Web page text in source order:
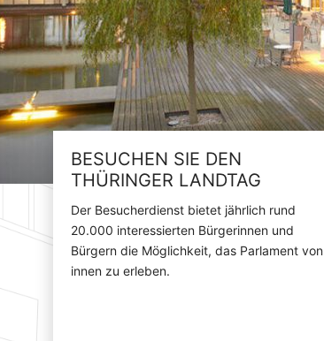
BESUCHEN SIE DEN
THÜRINGER LANDTAG
Der Besucherdienst bietet jährlich rund
20.000 interessierten Bürgerinnen und
Bürgern die Möglichkeit, das Parlament von
innen zu erleben.